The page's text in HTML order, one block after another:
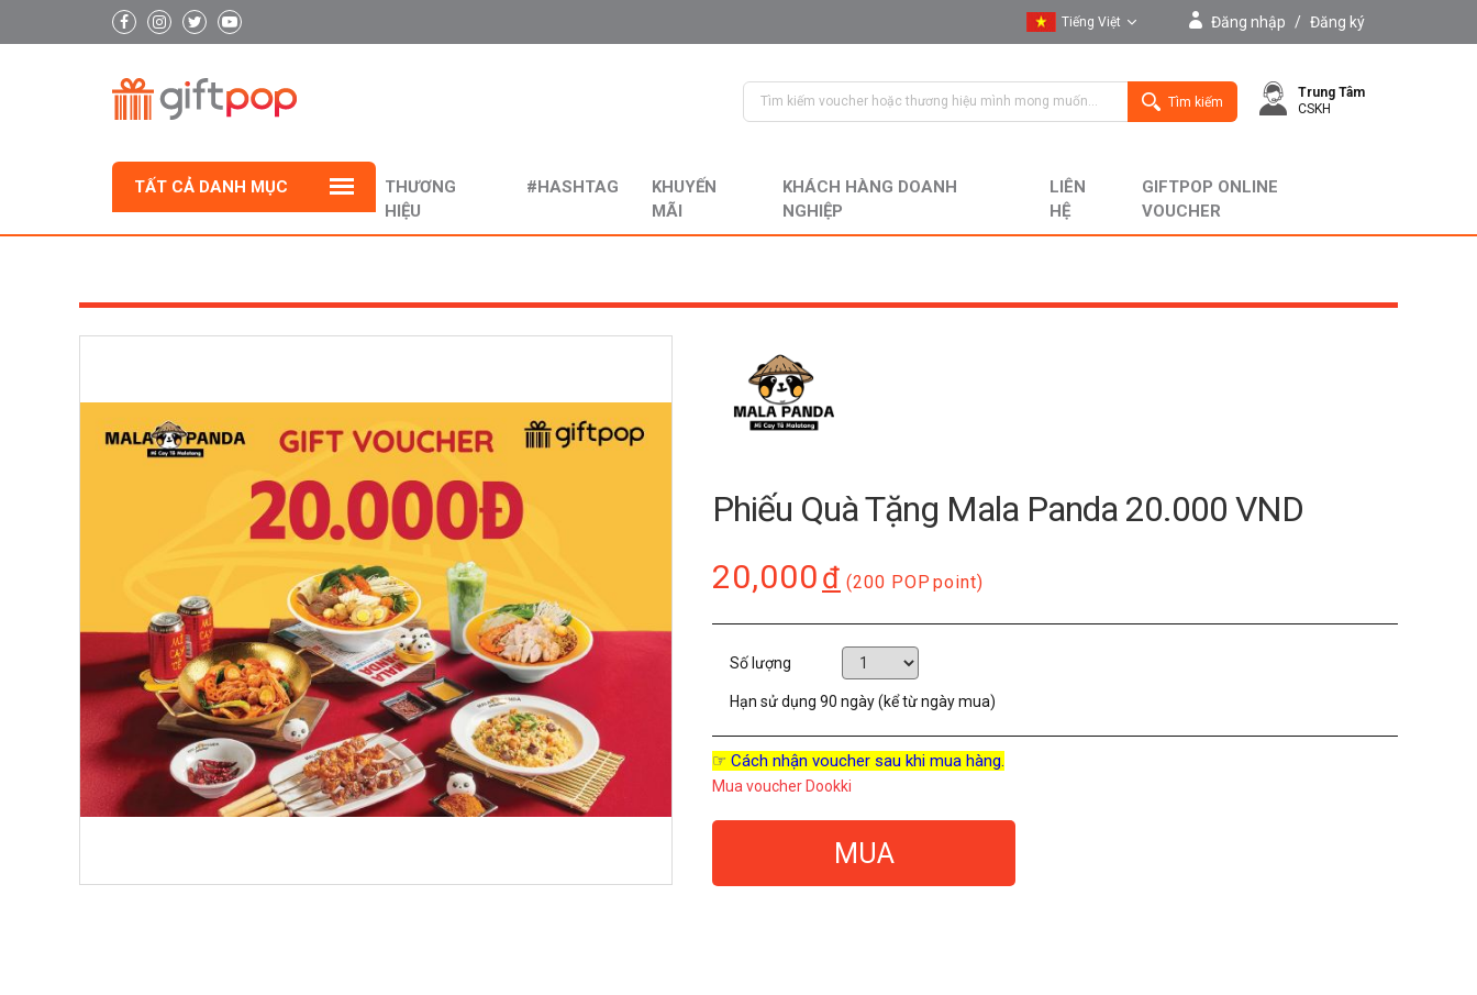
Tiếng Việt
English
Đăng nhập / Đăng ký
Tìm kiếm
Trung Tâm
CSKH
TẤT CẢ DANH MỤC
THƯƠNG
HIỆU
#HASHTAG
KHUYẾN
MÃI
KHÁCH HÀNG DOANH
NGHIỆP
LIÊN
HỆ
GIFTPOP ONLINE
VOUCHER
Phiếu Quà Tặng Mala Panda 20.000 VND
20,000đ (200 POP point)
Số lượng
Hạn sử dụng 90 ngày (kể từ ngày mua)
☞ Cách nhận voucher sau khi mua hàng.
Mua voucher Dookki
MUA